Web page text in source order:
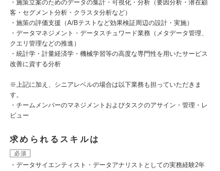
・施策立案のためのデータの集計・可視化・分析（要因分析・潜在顧
客・セグメント分析・クラスタ分析など）
・施策の評価支援（A/Bテストなど効果検証周辺の設計・実施）
・データマネジメント・データスチュワード業務（メタデータ管理、
クエリ管理などの推進）
・統計学・計量経済学・機械学習等の高度な専門性を用いたサービス
改善に資する分析
※上記に加え、シニアレベルの場合は以下業務も担っていただきま
す。
・チームメンバーのマネジメントおよびタスクのアサイン・管理・レ
ビュー
求められるスキルは
必須
・データサイエンティスト・データアナリストとしての実務経験2年